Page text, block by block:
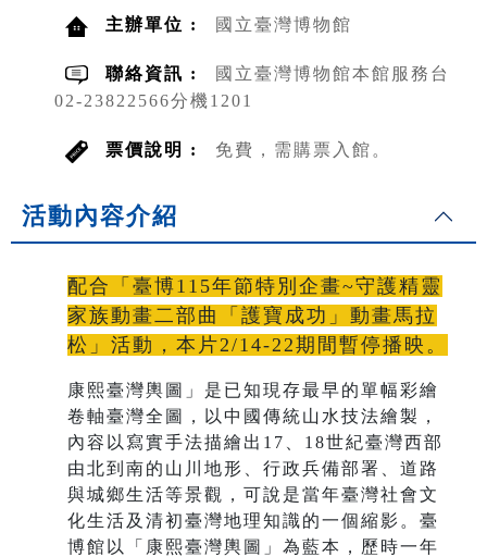
主辦單位 : 國立臺灣博物館
聯絡資訊 :
國立臺灣博物館本館服務台
02-23822566分機1201
票價說明 : 免費，需購票入館。
活動內容介紹
配合「臺博115年節特別企畫~守護精靈
家族動畫二部曲「護寶成功」動畫馬拉
松」活動，本片2/14-22期間暫停播映。
康熙臺灣輿圖」是已知現存最早的單幅彩繪
卷軸臺灣全圖，以中國傳統山水技法繪製，
內容以寫實手法描繪出17、18世紀臺灣西部
由北到南的山川地形、行政兵備部署、道路
與城鄉生活等景觀，可說是當年臺灣社會文
化生活及清初臺灣地理知識的一個縮影。臺
博館以「康熙臺灣輿圖」為藍本，歷時一年